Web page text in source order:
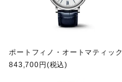
ポートフィノ・オートマティック
843,700円(税込)